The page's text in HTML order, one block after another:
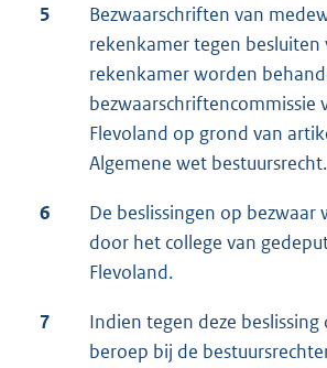
5
Bezwaarschriften van
rekenkamer tegen besluiten
rekenkamer worden
bezwaarschriftencommissie
Flevoland op grond van
Algemene wet bestuursrecht.
6
De beslissingen op
door het college van
Flevoland.
7
Indien tegen deze beslissing
beroep bij de